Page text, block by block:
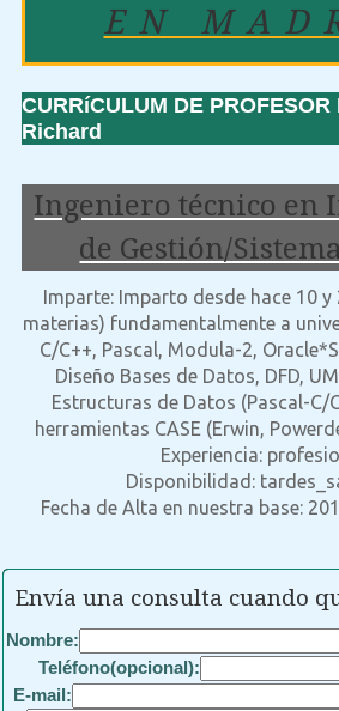
EN
CURRíCULUM DE PROFESOR
Richard
Ingeniero técnico en
de Gestión/
Imparte: Imparto desde hace 10 y
materias) fundamentalmente a
C/C++, Pascal, Modula-2,
Diseño Bases de Datos, DFD,
Estructuras de Datos (Pascal-C/
herramientas CASE (Erwin,
Experiencia:
Disponibilidad:
Fecha de Alta en nuestra base:
Envía una consulta cuando
Nombre:
Teléfono(opcional):
E-mail: